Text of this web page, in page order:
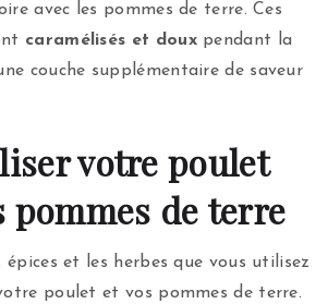
avec les pommes de terre. Ces
caramélisés et douxpendant la
couche supplémentaire de saveur
votre poulet
pommes de terre
épices et les herbes que vous utilisez
poulet et vos pommes de terre.